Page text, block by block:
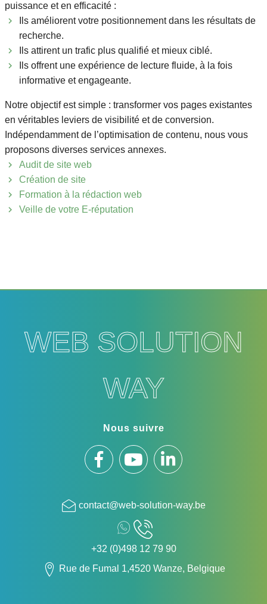
puissance et en efficacité :
Ils améliorent votre positionnement dans les résultats de
recherche.
Ils attirent un trafic plus qualifié et mieux ciblé.
Ils offrent une expérience de lecture fluide, à la fois
informative et engageante.
Notre objectif est simple : transformer vos pages existantes
en véritables leviers de visibilité et de conversion.
Indépendamment de l’optimisation de contenu, nous vous
proposons diverses services annexes.
Audit de site web
Création de site
Formation à la rédaction web
Veille de votre E-réputation
WEB SOLUTION
WAY
Nous suivre
suivez-
nous
sur
Facebook
suivez-
nous
LinkedIn
contact@web-solution-way.be
+32 (0)498 12 79 90
Rue de Fumal 1,4520 Wanze, Belgique